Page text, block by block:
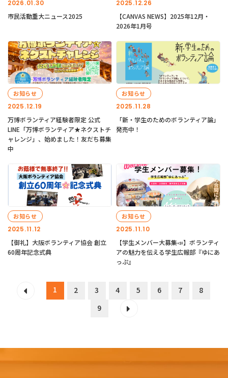
2026.01.30
市民活動重大ニュース2025
2025.12.26
【CANVAS NEWS】2025年12月・
2026年1月号
2025.12.19
お知らせ
万博ボランティア経験者限定 公式
LINE「万博ボランティア★ネクストチ
ャレンジ」、始めました！友だち募集
中
2025.11.28
お知らせ
「新・学生のためのボランティア論」
発売中！
2025.11.12
お知らせ
【御礼】大阪ボランティア協会 創立
60周年記念式典
2025.11.10
お知らせ
【学生メンバー大募集📣】ボランティ
アの魅力を伝える学生広報部『ゆにあ
っぷ』
1 2 3 4 5 6 7
8
9